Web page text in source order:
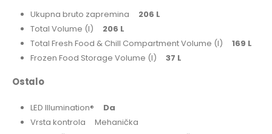
Ukupna bruto zapremina 206 L
Total Volume (l) 206 L
Total Fresh Food & Chill Compartment Volume (l)
169 L
Frozen Food Storage Volume (l) 37 L
Ostalo
LED Illumination® Da
Vrsta kontrola Mehanička